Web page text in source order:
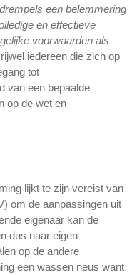
een belemmering
en effectieve
voorwaarden als
iedereen die zich op
tot
van een bepaalde
op de wet en
lijkt te zijn vereist van
om de aanpassingen uit
eigenaar kan de
dus naar eigen
op de andere
een wassen neus want